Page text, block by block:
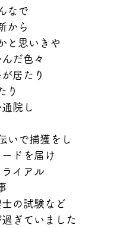
なで
から
と思いきや
だ色々
居たり
り
院し
いで捕獲をし
ドを届け
イアル
の試験など
ぎていました